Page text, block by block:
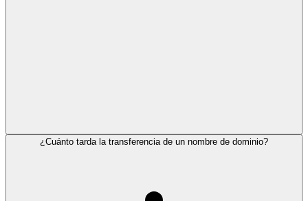
¿Cuánto tarda la transferencia de un nombre de dominio?